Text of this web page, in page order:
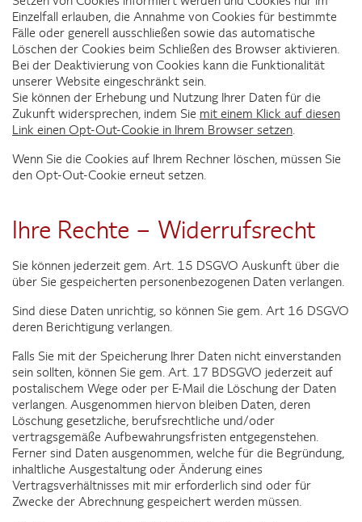
Einzelfall erlauben, die Annahme von Cookies für bestimmte
Fälle oder generell ausschließen sowie das automatische
Löschen der Cookies beim Schließen des Browser aktivieren.
Bei der Deaktivierung von Cookies kann die Funktionalität
unserer Website eingeschränkt sein.
Sie können der Erhebung und Nutzung Ihrer Daten für die
Zukunft widersprechen, indem Sie mit einem Klick auf diesen
Link einen Opt-Out-Cookie in Ihrem Browser setzen.
Wenn Sie die Cookies auf Ihrem Rechner löschen, müssen Sie
den Opt-Out-Cookie erneut setzen.
Ihre Rechte – Widerrufsrecht
Sie können jederzeit gem. Art. 15 DSGVO Auskunft über die
über Sie gespeicherten personenbezogenen Daten verlangen.
Sind diese Daten unrichtig, so können Sie gem. Art 16 DSGVO
deren Berichtigung verlangen.
Falls Sie mit der Speicherung Ihrer Daten nicht einverstanden
sein sollten, können Sie gem. Art. 17 BDSGVO jederzeit auf
postalischem Wege oder per E-Mail die Löschung der Daten
verlangen. Ausgenommen hiervon bleiben Daten, deren
Löschung gesetzliche, berufsrechtliche und/oder
vertragsgemäße Aufbewahrungsfristen entgegenstehen.
Ferner sind Daten ausgenommen, welche für die Begründung,
inhaltliche Ausgestaltung oder Änderung eines
Vertragsverhältnisses mit mir erforderlich sind oder für
Zwecke der Abrechnung gespeichert werden müssen.